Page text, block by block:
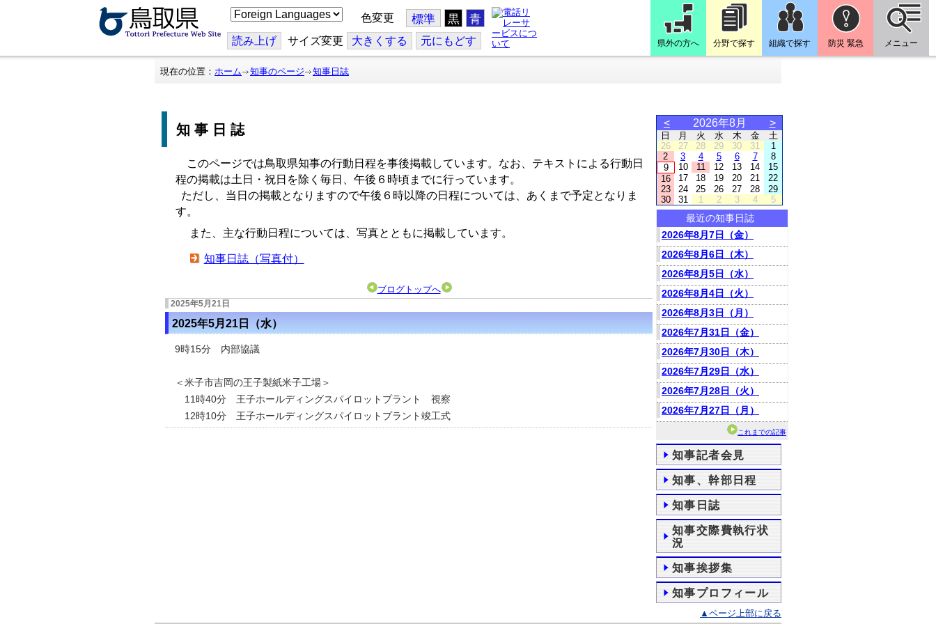
こ
の
ジ
を
翻
色変更 標準 黒 青
読み上げ サイズ変更 大きくする 元にもどす 県外の方へ 分野で探す 組織で探す 防災 緊急 メニュー
現在の位置： ホーム 知事のページ 知事日誌
知事日誌
このページでは鳥取県知事の行動日程を事後掲載しています。なお、テキストによる行動日
程の掲載は土日・祝日を除く毎日、午後６時頃までに行っています。
ただし、当日の掲載となりますので午後６時以降の日程については、あくまで予定となりま
す。
また、主な行動日程については、写真とともに掲載しています。
知事日誌（写真付）
ブログトップへ
2025年5月21日
2025年5月21日（水）
9時15分 内部協議
＜米子市吉岡の王子製紙米子工場＞
11時40分 王子ホールディングスパイロットプラント 視察
12時10分 王子ホールディングスパイロットプラント竣工式
< 2026年8月 >
日 月 火 水 木 金
土
26
27 28 29 30 31
1
2
3 4 5 6 7
8
9
10 11 12 13 14
15
16
17 18 19 20 21
22
23
24 25 26 27 28
29
30
31 1 2 3 4 5
最近の知事日誌
2026年8月7日（金）
2026年8月6日（木）
2026年8月5日（水）
2026年8月4日（火）
2026年8月3日（月）
2026年7月31日（金）
2026年7月30日（木）
2026年7月29日（水）
2026年7月28日（火）
2026年7月27日（月）
これまでの記事
知事記者会見
知事、幹部日程
知事日誌
知事交際費執行状
況
知事挨拶集
知事プロフィール
▲ページ上部に戻る